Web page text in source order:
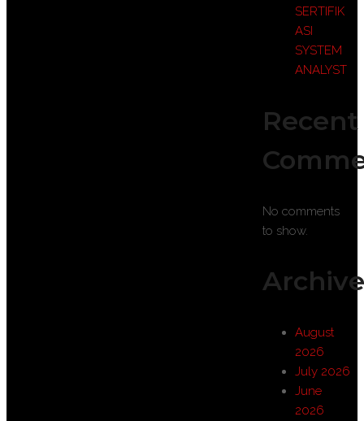
SERTIFIK
ASI
SYSTEM
ANALYST
Recent
No comments
to show.
August
2026
July 2026
June
2026